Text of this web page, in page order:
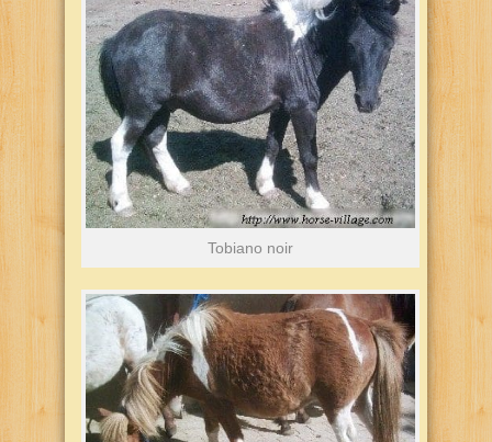
Tobiano noir